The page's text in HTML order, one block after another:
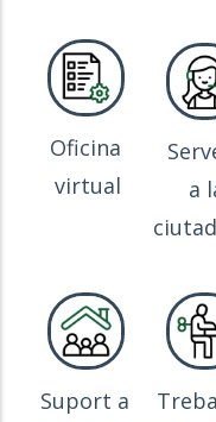
Oficina
virtual
a
Suport a